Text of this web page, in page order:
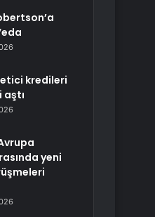
kredileri
yeni